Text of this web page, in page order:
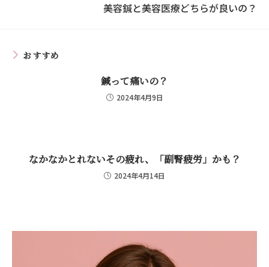
美容鍼と美容医療どちらが良いの？
おすすめ
鍼って痛いの？
2024年4月9日
なかなかとれないその疲れ、「副腎疲労」かも？
2024年4月14日